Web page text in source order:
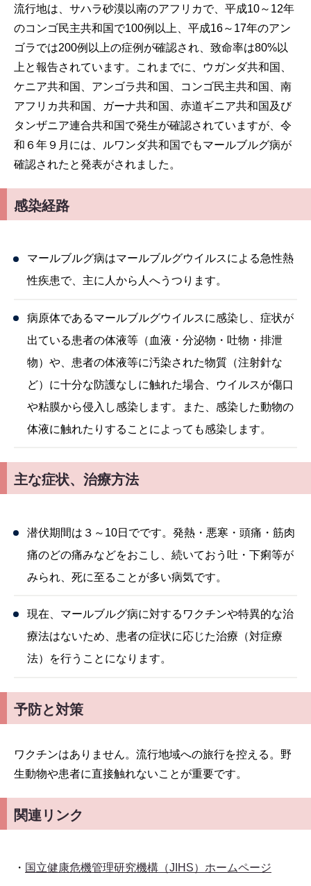
流行地は、サハラ砂漠以南のアフリカで、平成10～12年
のコンゴ民主共和国で100例以上、平成16～17年のアン
ゴラでは200例以上の症例が確認され、致命率は80%以
上と報告されています。これまでに、ウガンダ共和国、
ケニア共和国、アンゴラ共和国、コンゴ民主共和国、南
アフリカ共和国、ガーナ共和国、赤道ギニア共和国及び
タンザニア連合共和国で発生が確認されていますが、令
和６年９月には、ルワンダ共和国でもマールブルグ病が
確認されたと発表がされました。
感染経路
マールブルグ病はマールブルグウイルスによる急性熱
性疾患で、主に人から人へうつります。
病原体であるマールブルグウイルスに感染し、症状が
出ている患者の体液等（血液・分泌物・吐物・排泄
物）や、患者の体液等に汚染された物質（注射針な
ど）に十分な防護なしに触れた場合、ウイルスが傷口
や粘膜から侵入し感染します。また、感染した動物の
体液に触れたりすることによっても感染します。
主な症状、治療方法
潜伏期間は３～10日でです。発熱・悪寒・頭痛・筋肉
痛のどの痛みなどをおこし、続いておう吐・下痢等が
みられ、死に至ることが多い病気です。
現在、マールブルグ病に対するワクチンや特異的な治
療法はないため、患者の症状に応じた治療（対症療
法）を行うことになります。
予防と対策
ワクチンはありません。流行地域への旅行を控える。野
生動物や患者に直接触れないことが重要です。
関連リンク
・ 国立健康危機管理研究機構（JIHS）ホームページ